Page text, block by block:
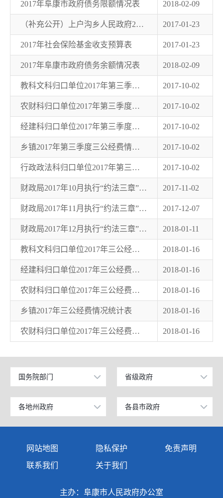
2017年阜康市政府债务限额情况表 2018-02-09
（补充公开）上户沟乡人民政府2017年部门预算及“三公”经费公开说明 2017-01-23
2017年社会保险基金收支预算表 2017-01-23
2017年阜康市政府债务余额情况表 2018-02-09
教科文科归口单位2017年第三季度三公经费情况统计表 2017-10-02
农财科归口单位2017年第三季度三公经费情况统计表 2017-10-02
经建科归口单位2017年第三季度三公经费情况统计表 2017-10-02
乡镇2017年第三季度三公经费情况统计表 2017-10-02
行政政法科归口单位2017年第三季度三公经费情况统计表 2017-10-02
财政局2017年10月执行“约法三章”三公经费情况统计表 2017-11-02
财政局2017年11月执行“约法三章”三公经费情况统计表 2017-12-07
财政局2017年12月执行“约法三章”三公经费情况统计表 2018-01-11
教科文科归口单位2017年三公经费情况统计表 2018-01-16
经建科归口单位2017年三公经费情况统计表 2018-01-16
农财科归口单位2017年三公经费情况统计表 2018-01-16
乡镇2017年三公经费情况统计表 2018-01-16
农财科归口单位2017年三公经费情况统计表 2018-01-16
国务院部门
公安部
工业和信息化部
科学技术部
教育部
国家发展和改革委员会
省级政府
北京
上海
广东
天津
江苏
山东
各地州政府
乌鲁木齐市
各县市政府
昌吉市
网站地图 隐私保护
免责声明
联系我们
关于我们
主办：阜康市人民政府办公室